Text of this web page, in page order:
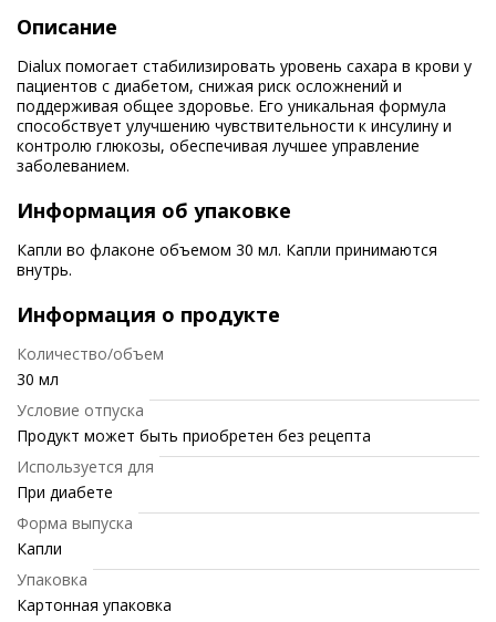
Описание
Dialux помогает стабилизировать уровень сахара в крови у
пациентов с диабетом, снижая риск осложнений и
поддерживая общее здоровье. Его уникальная формула
способствует улучшению чувствительности к инсулину и
контролю глюкозы, обеспечивая лучшее управление
заболеванием.
Информация об упаковке
Капли во флаконе объемом 30 мл. Капли принимаются
внутрь.
Информация о продукте
Количество/объем
30 мл
Условие отпуска
Продукт может быть приобретен без рецепта
Используется для
При диабете
Форма выпуска
Капли
Упаковка
Картонная упаковка